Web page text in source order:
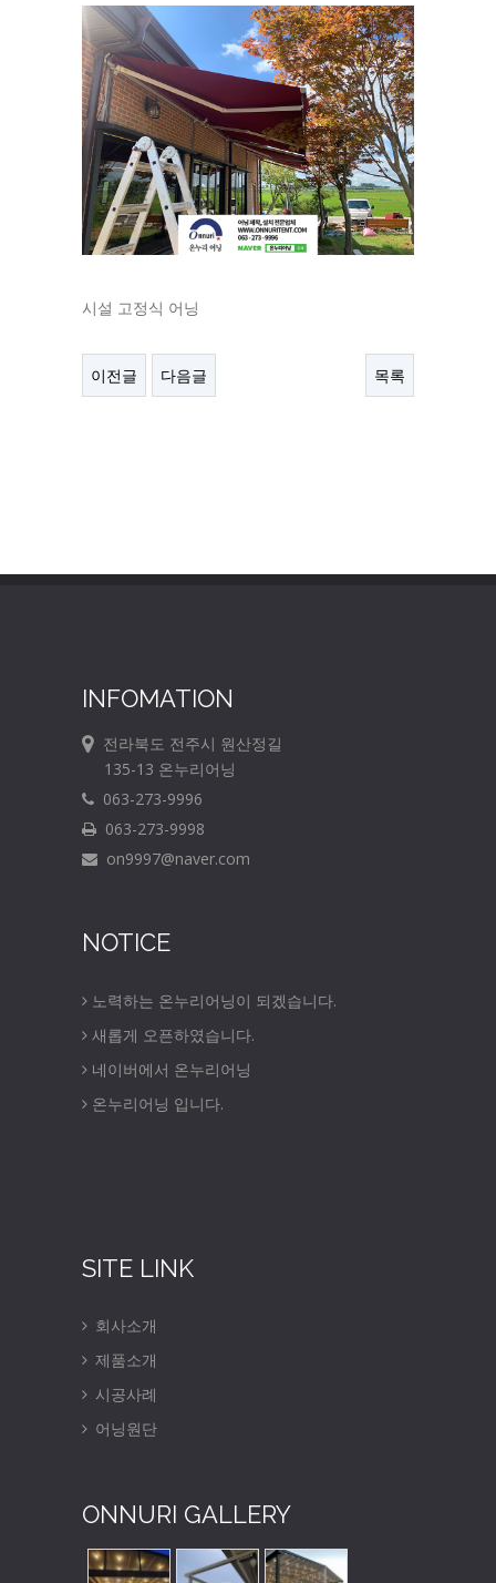
시설 고정식 어닝
이전글 다음글 목록
INFOMATION
전라북도 전주시 원산정길
135-13 온누리어닝
063-273-9996
063-273-9998
on9997@naver.com
NOTICE
노력하는 온누리어닝이 되겠습니다.
새롭게 오픈하였습니다.
네이버에서 온누리어닝
온누리어닝 입니다.
SITE LINK
회사소개
제품소개
시공사례
어닝원단
ONNURI GALLERY